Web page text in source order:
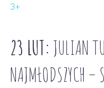
3+
23 LUT: JULIAN
NAJMŁODSZYCH –